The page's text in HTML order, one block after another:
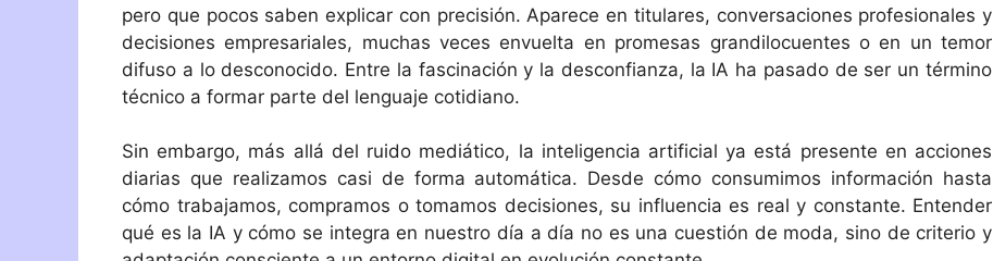
pero que pocos saben explicar con precisión. Aparece en titulares, conversaciones profesionales y
decisiones empresariales, muchas veces envuelta en promesas grandilocuentes o en un temor
difuso a lo desconocido. Entre la fascinación y la desconfianza, la IA ha pasado de ser un término
técnico a formar parte del lenguaje cotidiano.
Sin embargo, más allá del ruido mediático, la inteligencia artificial ya está presente en acciones
diarias que realizamos casi de forma automática. Desde cómo consumimos información hasta
cómo trabajamos, compramos o tomamos decisiones, su influencia es real y constante. Entender
qué es la IA y cómo se integra en nuestro día a día no es una cuestión de moda, sino de criterio y